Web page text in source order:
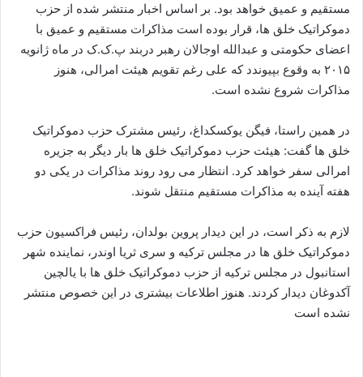
مستقیم و عمیق خواهد بود. بر اساس اخبار منتشر شده از حزب
دموکراتیک خلق ها، قرار بوده است مذاکرات مستقیم و عمیق با
اعضای حکومتی و عبدالله اوجالان رهبر دربند پ.ک.ک در ماه ژانویه
۲۰۱۵ به وقوع بپیوندد که علی رغم تقویم هیئت امرالی، هنوز
مذاکرات شروع نشده است.
در همین راستا، فیگن یوکسکداغ، رئیس مشترک حزب دموکراتیک
خلق ها گفت: هیئت حزب دموکراتیک خلق ها بار دیگر به جزیره
امرالی سفر خواهد کرد. انتظار می رود روند مذاکرات در یکی دو
هفته آینده به مذاکرات مستقیم منتقل شوند.
لازم به ذکر است، در این دیدار پروین بولدان، رئیس فراکسیون حزب
دموکراتیک خلق ها در مجلس ترکیه و سری ثریا اوندر، نماینده شهر
استانبول در مجلس ترکیه از حزب دموکراتیک خلق ها با یالچین
آکدوغان دیدار کردند. هنوز اطلاعات بیشتری در این خصوص منتشر
نشده است